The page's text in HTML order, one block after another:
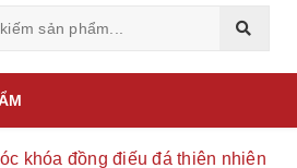
khóa đồng điếu đá thiên nhiên